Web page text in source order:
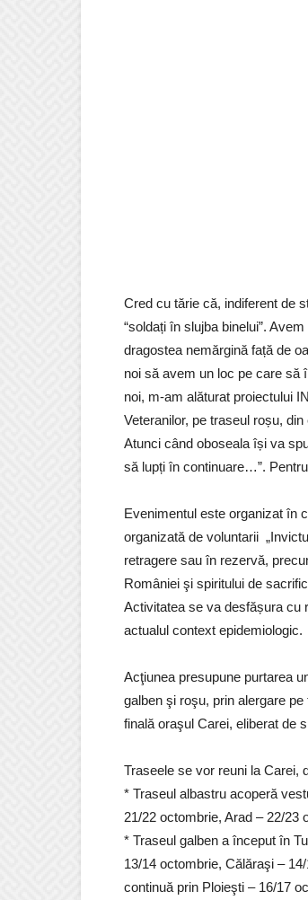
Cred cu tărie că, indiferent de
“soldați în slujba binelui”.
dragostea nemărgină față de
noi să avem un loc pe care să
noi, m-am alăturat proiectului
Veteranilor, pe traseul roșu,
Atunci când oboseala își va
să lupți în continuare…”.
Evenimentul este organizat în
organizată de voluntarii
retragere sau în rezervă,
României şi spiritului de
Activitatea se va desfășura cu
actualul context epidemiologic.
Acţiunea presupune purtarea
galben şi roşu, prin alergare
finală oraşul Carei, eliberat de
Traseele se vor reuni la Carei,
* Traseul albastru acoperă
21/22 octombrie, Arad – 22/23
* Traseul galben a început în
13/14 octombrie, Călăraşi –
continuă prin Ploieşti – 16/17